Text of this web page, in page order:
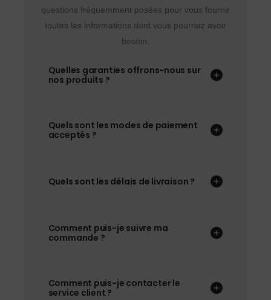
questions fréquemment posées pour vous fournir
toutes les informations dont vous pourriez avoir
besoin.
Quelles garanties offrons-nous sur
nos produits ?
Quels sont les modes de paiement
acceptés ?
Quels sont les délais de livraison ?
Comment puis-je suivre ma
commande ?
Comment puis-je contacter le
service client ?